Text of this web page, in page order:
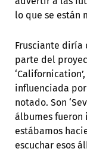
lo que se están
Frusciante diría
parte del
influenciada
notado. Son
álbumes fueron
estábamos
escuchar esos